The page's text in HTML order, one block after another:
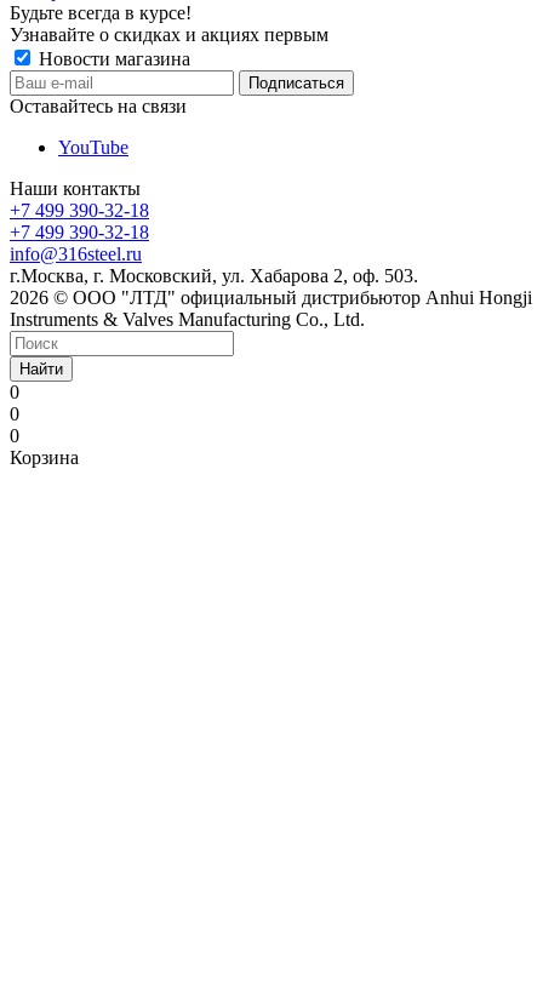
Будьте всегда в курсе!
Узнавайте о скидках и акциях первым
Новости магазина
Оставайтесь на связи
YouTube
Наши контакты
+7 499 390-32-18
+7 499 390-32-18
info@316steel.ru
г.Москва, г. Московский, ул. Хабарова 2, оф. 503.
2026 © ООО "ЛТД" официальный дистрибьютор Anhui Hongji
Instruments & Valves Manufacturing Co., Ltd.
Найти
0
0
0
Корзина